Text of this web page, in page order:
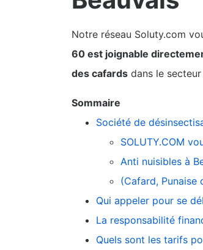
Notre réseau Soluty.com
60 est joignable
des cafards dans le
Sommaire
Société de
SOLUTY.COM
Anti nuisibles à
(Cafard, Punaise
Qui appeler pour se
La responsabilité
Quels sont les tarifs